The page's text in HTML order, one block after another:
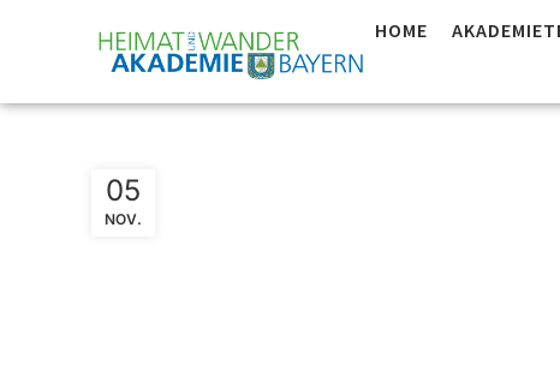
HOME
Allgäu:
05
NOV.